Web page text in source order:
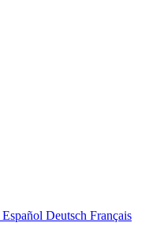
Español Deutsch Français